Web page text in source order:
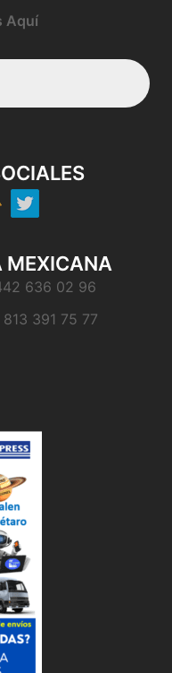
Aquí
MEXICANA
636 02 96
813 391 75 77